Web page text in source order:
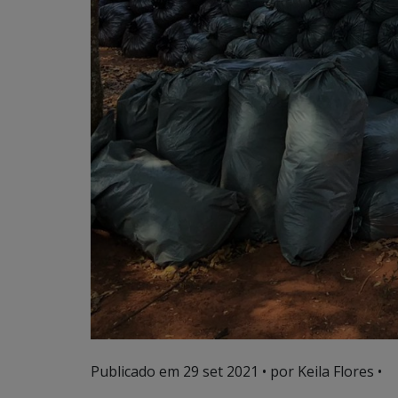
Publicado em 29 set 2021 • por Keila Flores •